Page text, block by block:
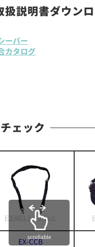
説明書ダウン
ーバー
カタログ
ェック
EX-CCB
scrollable